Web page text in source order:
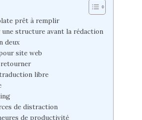
prêt à remplir
structure avant la rédaction
deux
site web
retourner
libre
de distraction
de productivité